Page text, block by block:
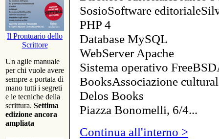
Il Prontuario dello
Scrittore
Un agile manuale
per chi vuole avere
sempre a portata di
mano tutti i segreti
e le tecniche della
scrittura. Settima
edizione ancora
ampliata
SosioSoftware
PHP 4
Database MySQL
WebServer Apache
Sistema operativo
BooksAssociazione
Delos Books
Piazza Bonomelli, 6/4...
Continua all'interno >